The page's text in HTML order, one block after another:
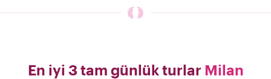
En iyi 3 tam günlük turlar Milan